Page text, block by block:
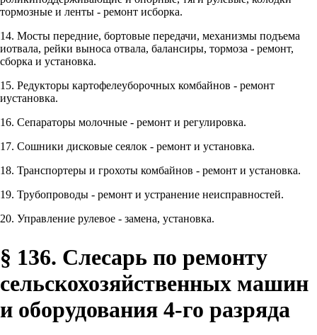
тормозные и ленты - ремонт исборка.
14. Мосты передние, бортовые передачи, механизмы подъема
иотвала, рейки выноса отвала, балансиры, тормоза - ремонт,
сборка и установка.
15. Редукторы картофелеуборочных комбайнов - ремонт
иустановка.
16. Сепараторы молочные - ремонт и регулировка.
17. Сошники дисковые сеялок - ремонт и установка.
18. Транспортеры и грохоты комбайнов - ремонт и установка.
19. Трубопроводы - ремонт и устранение неисправностей.
20. Управление рулевое - замена, установка.
§ 136. Слесарь по ремонту
сельскохозяйственных машин
и оборудования 4-го разряда